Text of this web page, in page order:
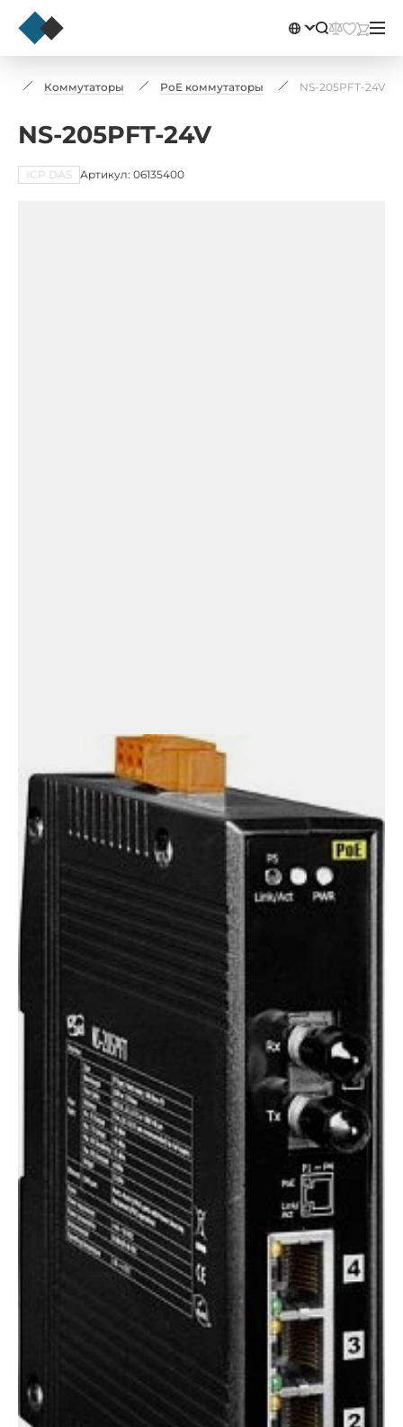
Коммутаторы PoE коммутаторы NS-205PFT-24V
NS-205PFT-24V
ICP DAS Артикул: 06135400